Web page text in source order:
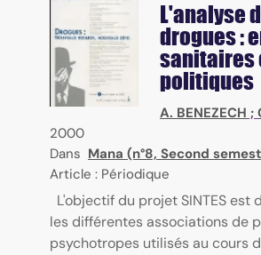
L'analyse
drogues :
sanitaires
politiques
A. BENEZECH ;
2000
Dans Mana (n°8, Second
Article : Périodique
L'objectif du projet SINTES est
les différentes associations de
psychotropes utilisés au cours